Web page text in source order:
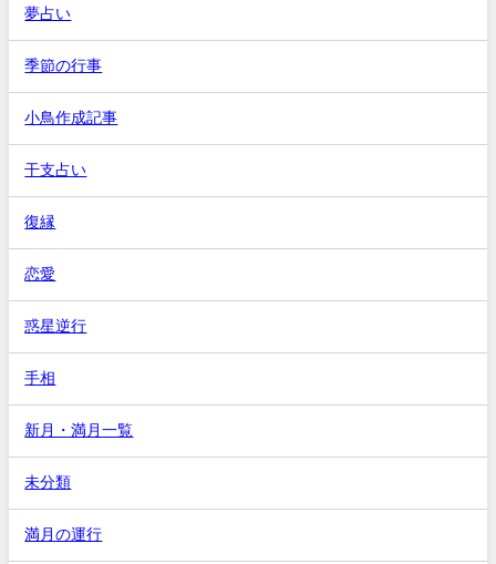
夢占い
季節の行事
小鳥作成記事
干支占い
復縁
恋愛
惑星逆行
手相
新月・満月一覧
未分類
満月の運行